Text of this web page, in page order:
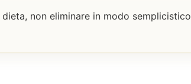
non eliminare in modo semplicistico